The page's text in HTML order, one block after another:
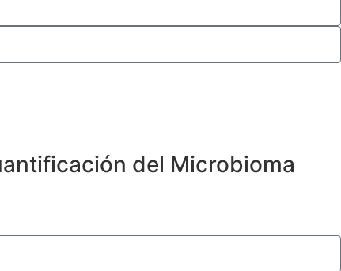
del Microbioma